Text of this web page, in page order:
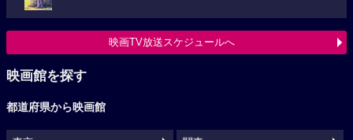
映画TV放送スケジュールへ
映画館を探す
都道府県から映画館